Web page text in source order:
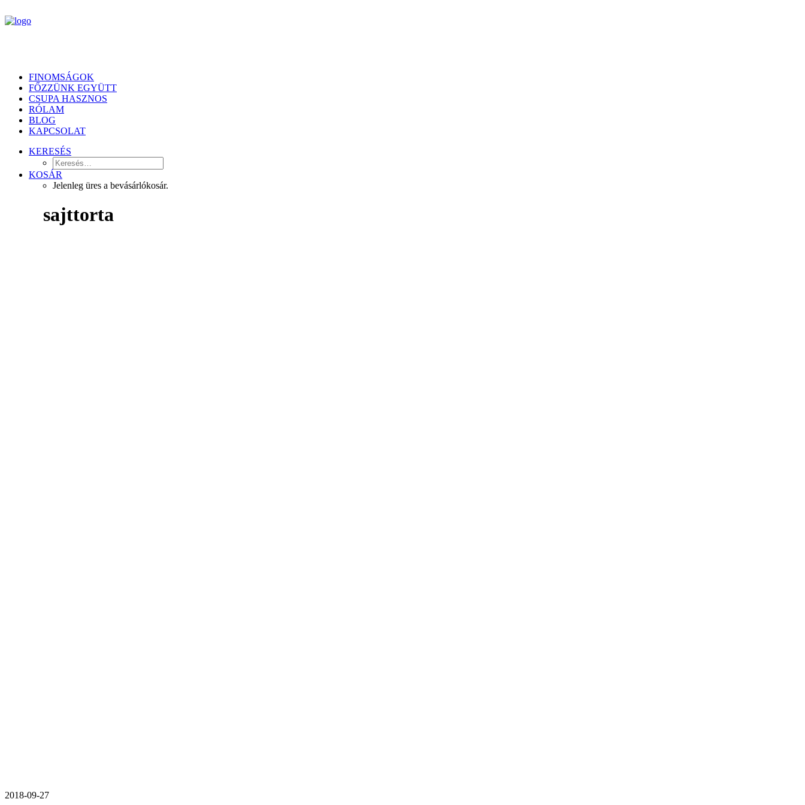
FINOMSÁGOK
FŐZZÜNK EGYÜTT
CSUPA HASZNOS
RÓLAM
BLOG
KAPCSOLAT
KERESÉS
KOSÁR
Jelenleg üres a bevásárlókosár.
sajttorta
2018-09-27